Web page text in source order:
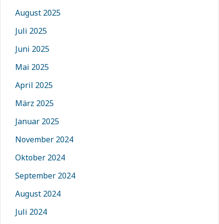
August 2025
Juli 2025
Juni 2025
Mai 2025
April 2025
März 2025
Januar 2025
November 2024
Oktober 2024
September 2024
August 2024
Juli 2024